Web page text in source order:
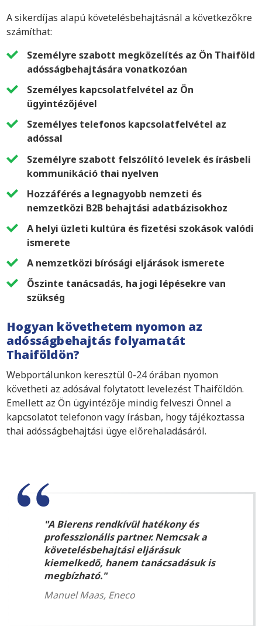
A sikerdíjas alapú követelésbehajtásnál a következőkre
számíthat:
Személyre szabott megközelítés az Ön Thaiföld
adósságbehajtására vonatkozóan
Személyes kapcsolatfelvétel az Ön
ügyintézőjével
Személyes telefonos kapcsolatfelvétel az
adóssal
Személyre szabott felszólító levelek és írásbeli
kommunikáció thai nyelven
Hozzáférés a legnagyobb nemzeti és
nemzetközi B2B behajtási adatbázisokhoz
A helyi üzleti kultúra és fizetési szokások valódi
ismerete
A nemzetközi bírósági eljárások ismerete
Őszinte tanácsadás, ha jogi lépésekre van
szükség
Hogyan követhetem nyomon az
adósságbehajtás folyamatát
Thaiföldön?
Webportálunkon keresztül 0-24 órában nyomon
követheti az adósával folytatott levelezést Thaiföldön.
Emellett az Ön ügyintézője mindig felveszi Önnel a
kapcsolatot telefonon vagy írásban, hogy tájékoztassa
thai adósságbehajtási ügye előrehaladásáról.
A Bierens rendkívül hatékony és
professzionális partner. Nemcsak a
követelésbehajtási eljárásuk
kiemelkedő, hanem tanácsadásuk is
megbízható.
Manuel Maas, Eneco